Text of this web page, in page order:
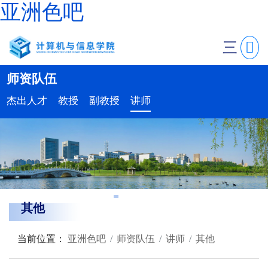
亚洲色吧
三
师资队伍
杰出人才 教授 副教授 讲师
其他
当前位置： 亚洲色吧 师资队伍 讲师 其他